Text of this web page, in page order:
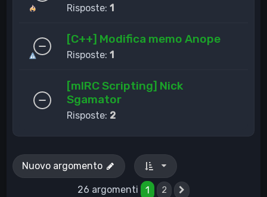
Risposte:1
[C++] Modifica memo Anope
Risposte:1
[mIRC Scripting] Nick
Sgamator
Risposte: 2
Nuovo argomento
26 argomenti 1 2